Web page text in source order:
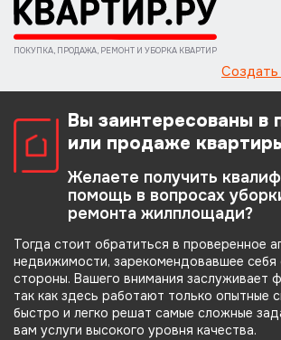
ПОКУПКА, ПРОДАЖА, РЕМОНТ И УБОРКА КВАРТИР
Создать
Вы заинтересованы в
или продаже
Желаете получить
помощь в вопросах
ремонта жилплощади?
Тогда стоит обратиться в проверенное
недвижимости, зарекомендовавшее себя
стороны. Вашего внимания заслуживает
так как здесь работают только опытные
быстро и легко решат самые сложные
вам услуги высокого уровня качества.